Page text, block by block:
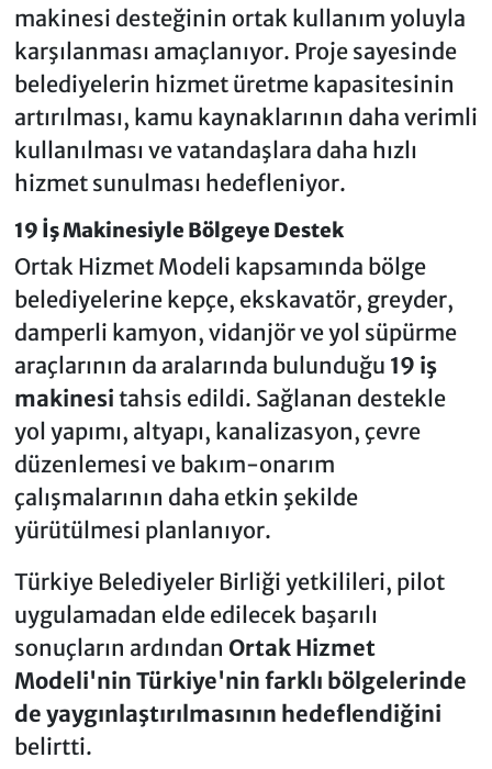
makinesi desteğinin ortak kullanım yoluyla
karşılanması amaçlanıyor. Proje sayesinde
belediyelerin hizmet üretme kapasitesinin
artırılması, kamu kaynaklarının daha verimli
kullanılması ve vatandaşlara daha hızlı
hizmet sunulması hedefleniyor.
19 İş Makinesiyle Bölgeye Destek
Ortak Hizmet Modeli kapsamında bölge
belediyelerine kepçe, ekskavatör, greyder,
damperli kamyon, vidanjör ve yol süpürme
araçlarının da aralarında bulunduğu 19 iş
makinesi tahsis edildi. Sağlanan destekle
yol yapımı, altyapı, kanalizasyon, çevre
düzenlemesi ve bakım-onarım
çalışmalarının daha etkin şekilde
yürütülmesi planlanıyor.
Türkiye Belediyeler Birliği yetkilileri, pilot
uygulamadan elde edilecek başarılı
sonuçların ardından Ortak Hizmet
Modeli'nin Türkiye'nin farklı bölgelerinde
de yaygınlaştırılmasının hedeflendiğini
belirtti.